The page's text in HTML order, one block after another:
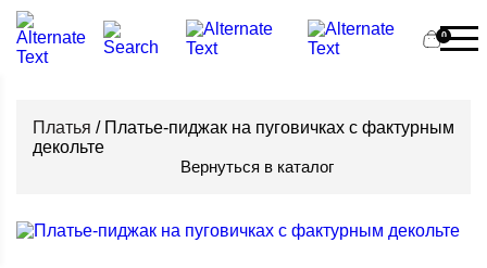
0
Платья / Платье-пиджак на пуговичках с фактурным
декольте
Вернуться в каталог